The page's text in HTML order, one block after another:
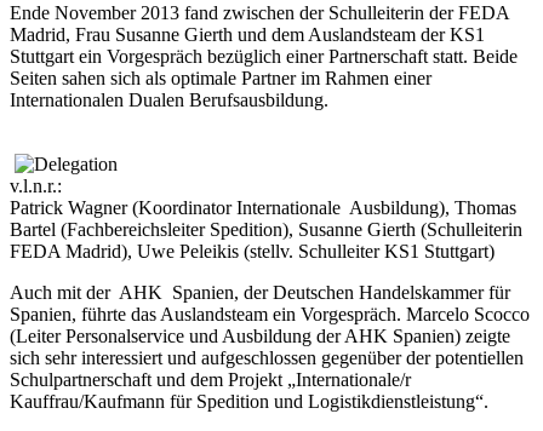
Ende November 2013 fand zwischen der Schulleiterin der FEDA
Madrid, Frau Susanne Gierth und dem Auslandsteam der KS1
Stuttgart ein Vorgespräch bezüglich einer Partnerschaft statt. Beide
Seiten sahen sich als optimale Partner im Rahmen einer
Internationalen Dualen Berufsausbildung.
v.l.n.r.:
Patrick Wagner (Koordinator Internationale Ausbildung), Thomas
Bartel (Fachbereichsleiter Spedition), Susanne Gierth (Schulleiterin
FEDA Madrid), Uwe Peleikis (stellv. Schulleiter KS1 Stuttgart)
Auch mit der AHK Spanien, der Deutschen Handelskammer für
Spanien, führte das Auslandsteam ein Vorgespräch. Marcelo Scocco
(Leiter Personalservice und Ausbildung der AHK Spanien) zeigte
sich sehr interessiert und aufgeschlossen gegenüber der potentiellen
Schulpartnerschaft und dem Projekt „Internationale/r
Kauffrau/Kaufmann für Spedition und Logistikdienstleistung“.